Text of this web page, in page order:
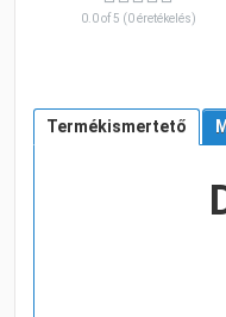
0.0 of 5 (0 éretékelés)
Termékismertető